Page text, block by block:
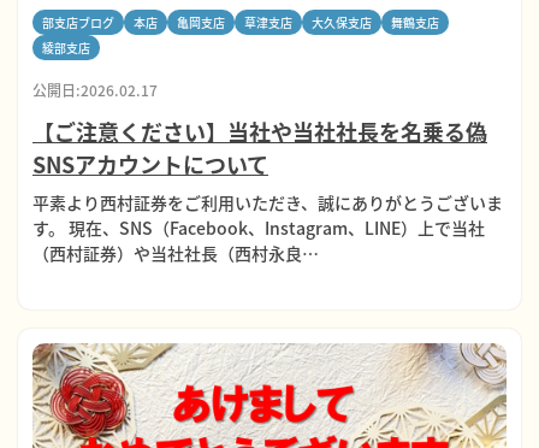
部支店ブログ 本店 亀岡支店 草津支店 大久保支店
舞鶴支店
綾部支店
公開日:2026.02.17
【ご注意ください】当社や当社社長を名乗る偽
SNSアカウントについて
平素より西村証券をご利用いただき、誠にありがとうございま
す。 現在、SNS（Facebook、Instagram、LINE）上で当社
（西村証券）や当社社長（西村永良…